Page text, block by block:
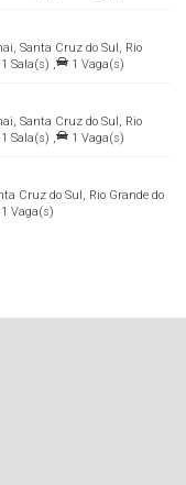
Santa Cruz do Sul, Rio
1 Sala(s) , 1 Vaga(s)
Santa Cruz do Sul, Rio
1 Sala(s) , 1 Vaga(s)
Cruz do Sul, Rio Grande do
1 Vaga(s)